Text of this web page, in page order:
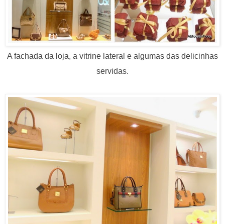
A fachada da loja, a vitrine lateral e algumas das delicinhas
servidas.